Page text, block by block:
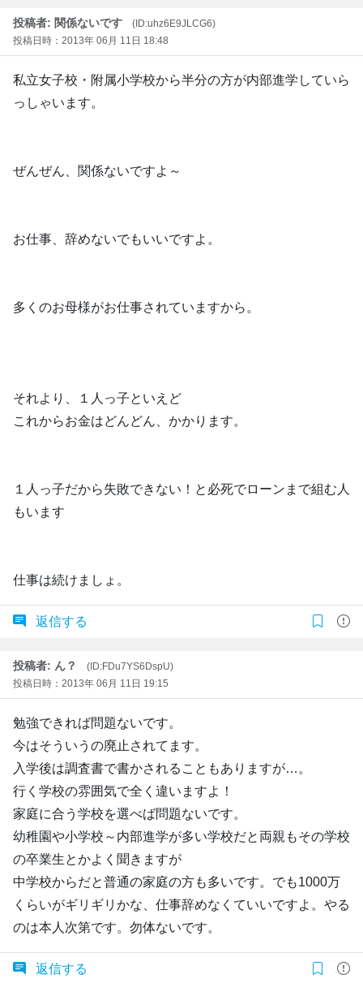
投稿者: 関係ないです
(ID:uhz6E9JLCG6)
投稿日時：2013年 06月 11日 18:48
私立女子校・附属小学校から半分の方が内部進学していら
っしゃいます。
ぜんぜん、関係ないですよ～
お仕事、辞めないでもいいですよ。
多くのお母様がお仕事されていますから。
それより、１人っ子といえど
これからお金はどんどん、かかります。
１人っ子だから失敗できない！と必死でローンまで組む人
もいます
仕事は続けましょ。
返信する
投稿者: ん？
(ID:FDu7YS6DspU)
投稿日時：2013年 06月 11日 19:15
勉強できれば問題ないです。
今はそういうの廃止されてます。
入学後は調査書で書かされることもありますが…。
行く学校の雰囲気で全く違いますよ！
家庭に合う学校を選べば問題ないです。
幼稚園や小学校～内部進学が多い学校だと両親もその学校
の卒業生とかよく聞きますが
中学校からだと普通の家庭の方も多いです。でも1000万
くらいがギリギリかな、仕事辞めなくていいですよ。やる
のは本人次第です。勿体ないです。
返信する